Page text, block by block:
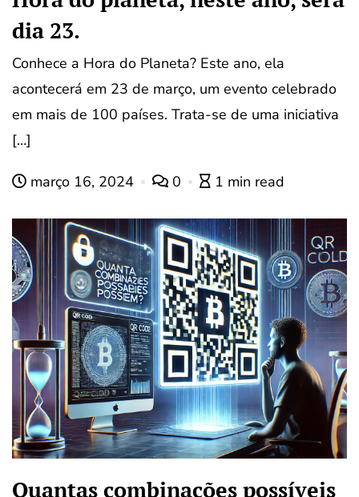
dia 23.
Conhece a Hora do Planeta? Este ano, ela
acontecerá em 23 de março, um evento celebrado
em mais de 100 países. Trata-se de uma iniciativa
[…]
março 16, 2024 0 1 min read
Quantas combinações possíveis